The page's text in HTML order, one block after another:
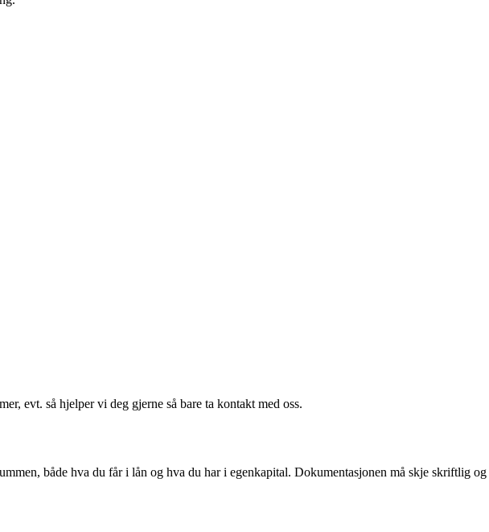
evt. så hjelper vi deg gjerne så bare ta kontakt med oss.
både hva du får i lån og hva du har i egenkapital. Dokumentasjonen må skje skriftlig